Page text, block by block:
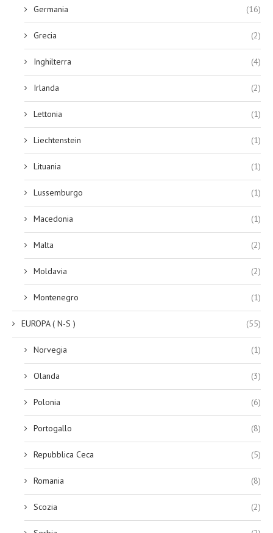
Germania (16)
Grecia (2)
Inghilterra (4)
Irlanda (2)
Lettonia (1)
Liechtenstein (1)
Lituania (1)
Lussemburgo (1)
Macedonia (1)
Malta (2)
Moldavia (2)
Montenegro (1)
EUROPA ( N-S ) (55)
Norvegia (1)
Olanda (3)
Polonia (6)
Portogallo (8)
Repubblica Ceca (5)
Romania (8)
Scozia (2)